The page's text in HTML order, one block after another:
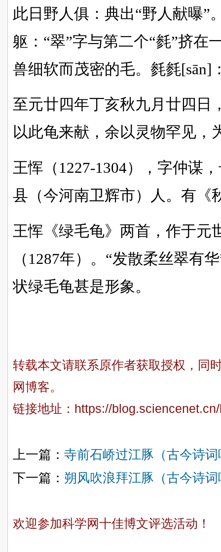
此日野人俱：典出“野人献曝”
躯：“翠”字与第二个“毵”挤在
兽细软而茂密的毛。毵毵[sān]
至元廿四年丁亥秋九月廿四日
以此龟来献，余以灵物罕见，
王恽（1227-1304），字仲谋
县（今河南卫辉市）人。有《
王恽《绿毛龟》两首，作于元
（1287年）。“发散柔丝翠有
状绿毛龟甚是形象。
转载本文请联系原作者获取授权，同
网博客。
链接地址： https://
上一篇： 寺前石峤过江豚（古今诗
下一篇： 朔风吹浪拜江豚（古今诗
欢迎参加科学网十佳博文评选活动！